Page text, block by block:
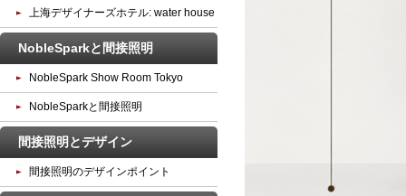
上海デザイナーズホテル: water house
NobleSparkと間接照明
NobleSpark Show Room Tokyo
NobleSparkと間接照明
間接照明とデザイン
間接照明のデザインポイント